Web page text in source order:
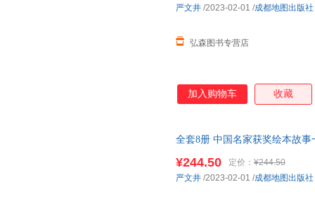
弘森图书专营店
严文井 /2023-02-01 /成都地图出版社
加入购物车 收藏
全套8册 中国名家获奖绘本故事
¥244.50 定价： ¥244.50
严文井 /2023-02-01 /成都地图出版社